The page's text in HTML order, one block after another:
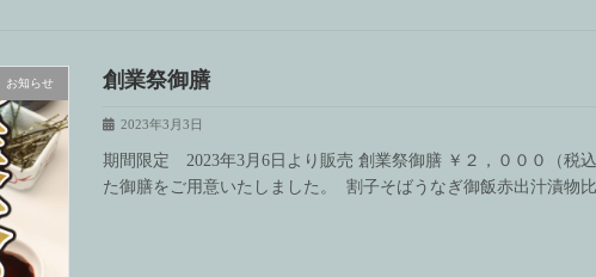
お知らせ 創業祭御膳
2023年3月3日
期間限定 2023年3月6日より販売 創業祭御膳 ￥２，０００（税
た御膳をご用意いたしました。 割子そばうなぎ御飯赤出汁漬物